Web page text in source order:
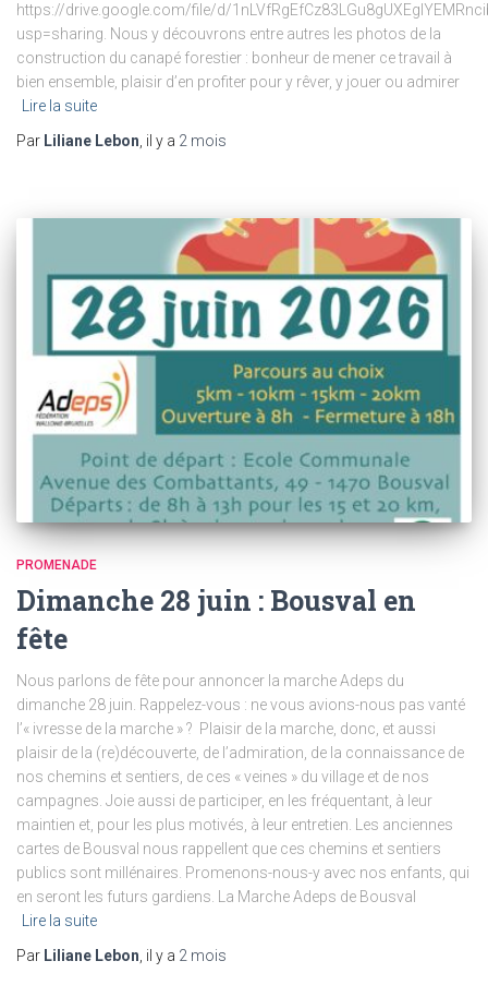
https://drive.google.com/file/d/
usp=sharing. Nous y découvrons entre autres les photos de la
construction du canapé forestier : bonheur de mener ce travail à
bien ensemble, plaisir d’en profiter pour y rêver, y jouer ou admirer
Lire la suite
Par Liliane Lebon, il y a 2 mois
PROMENADE
Dimanche 28 juin : Bousval en
fête
Nous parlons de fête pour annoncer la marche Adeps du
dimanche 28 juin. Rappelez-vous : ne vous avions-nous pas vanté
l’« ivresse de la marche » ? Plaisir de la marche, donc, et aussi
plaisir de la (re)découverte, de l’admiration, de la connaissance de
nos chemins et sentiers, de ces « veines » du village et de nos
campagnes. Joie aussi de participer, en les fréquentant, à leur
maintien et, pour les plus motivés, à leur entretien. Les anciennes
cartes de Bousval nous rappellent que ces chemins et sentiers
publics sont millénaires. Promenons-nous-y avec nos enfants, qui
en seront les futurs gardiens. La Marche Adeps de Bousval
Lire la suite
Par Liliane Lebon , il y a 2 mois